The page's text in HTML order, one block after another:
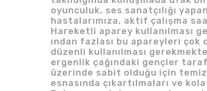
oyunculuk, ses sanatçılığı
hastalarımıza, aktif çalışma
Hareketli aparey kullanılması
ından fazlası bu apareyleri
düzenli kullanılması
ergenlik çağındaki gençler
üzerinde sabit olduğu için
esnasında çıkartılmaları ve